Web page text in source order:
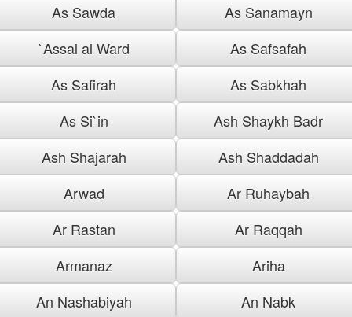
As Sawda
As Sanamayn
`Assal al Ward
As Safsafah
As Safirah
As Sabkhah
As Si`in
Ash Shaykh Badr
Ash Shajarah
Ash Shaddadah
Arwad
Ar Ruhaybah
Ar Rastan
Ar Raqqah
Armanaz
Ariha
An Nashabiyah
An Nabk